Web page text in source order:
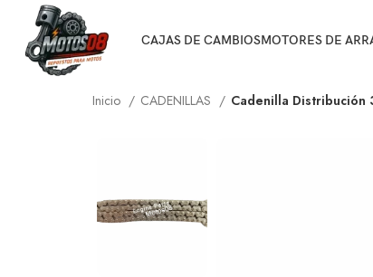
CAJAS DE CAMBIOSMOTORES DE
Inicio CADENILLAS Cadenilla Distribución